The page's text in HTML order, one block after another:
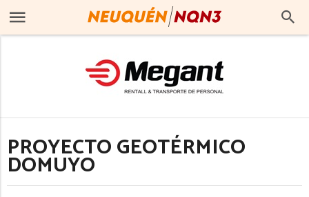
PROYECTO GEOTÉRMICO
DOMUYO